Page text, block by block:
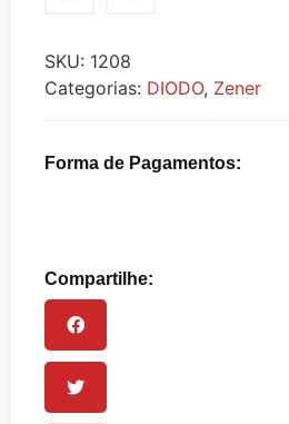
SKU: 1208
Categorias: DIODO, Zener
Forma de Pagamentos:
Compartilhe: